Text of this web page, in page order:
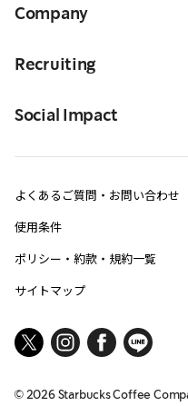
Company
Recruiting
Social Impact
よくあるご質問・お問い合わせ
使用条件
ポリシー・約款・規約一覧
サイトマップ
© 2026Starbucks Coffee